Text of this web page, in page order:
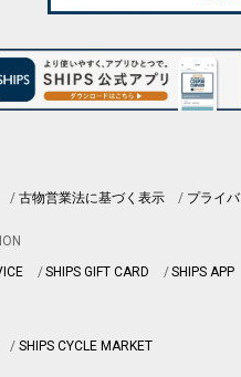
古物営業法に基づく表示 プライ
SHIPS GIFT CARD SHIPS APP
SHIPS CYCLE MARKET